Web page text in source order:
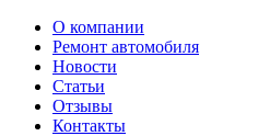
О компании
Ремонт автомобиля
Новости
Статьи
Отзывы
Контакты